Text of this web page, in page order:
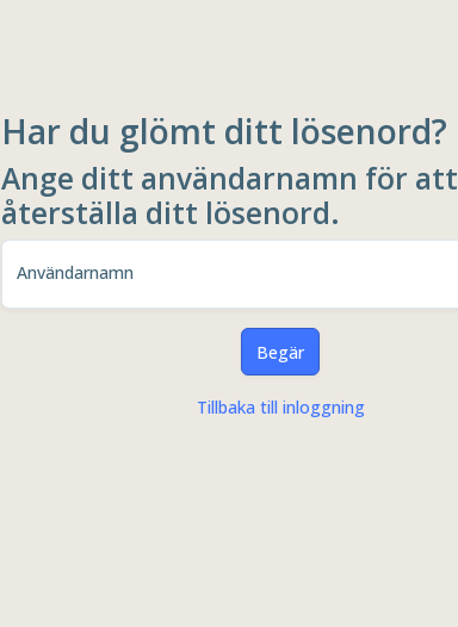
Har du glömt ditt lösenord?
Ange ditt användarnamn för att
återställa ditt lösenord.
Användarnamn
Begär
Tillbaka till inloggning